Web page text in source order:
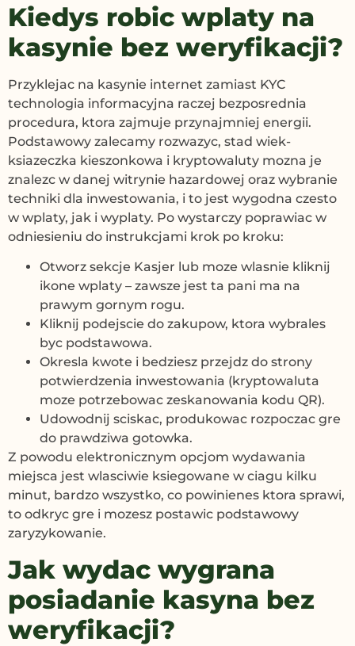
Kiedys robic wplaty na
kasynie bez weryfikacji?
Przyklejac na kasynie internet zamiast KYC
technologia informacyjna raczej bezposrednia
procedura, ktora zajmuje przynajmniej energii.
Podstawowy zalecamy rozwazyc, stad wiek-
ksiazeczka kieszonkowa i kryptowaluty mozna je
znalezc w danej witrynie hazardowej oraz wybranie
techniki dla inwestowania, i to jest wygodna czesto
w wplaty, jak i wyplaty. Po wystarczy poprawiac w
odniesieniu do instrukcjami krok po kroku:
Otworz sekcje Kasjer lub moze wlasnie kliknij
ikone wplaty – zawsze jest ta pani ma na
prawym gornym rogu.
Kliknij podejscie do zakupow, ktora wybrales
byc podstawowa.
Okresla kwote i bedziesz przejdz do strony
potwierdzenia inwestowania (kryptowaluta
moze potrzebowac zeskanowania kodu QR).
Udowodnij sciskac, produkowac rozpoczac gre
do prawdziwa gotowka.
Z powodu elektronicznym opcjom wydawania
miejsca jest wlasciwie ksiegowane w ciagu kilku
minut, bardzo wszystko, co powinienes ktora sprawi,
to odkryc gre i mozesz postawic podstawowy
zaryzykowanie.
Jak wydac wygrana
posiadanie kasyna bez
weryfikacji?